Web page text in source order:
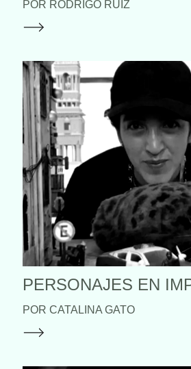
POR RODRIGO RUIZ
PERSONAJES EN
POR CATALINA GATO